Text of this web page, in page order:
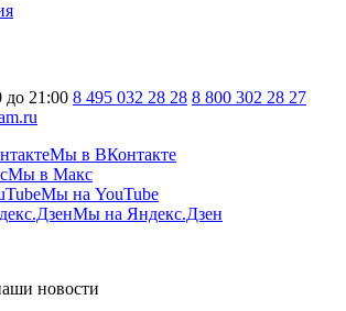
до 21:00 8 495 032 28 28 8 800 302 28 27
Мы в ВКонтакте
Мы в Макс
Мы на YouTube
Мы на Яндекс.Дзен
новости